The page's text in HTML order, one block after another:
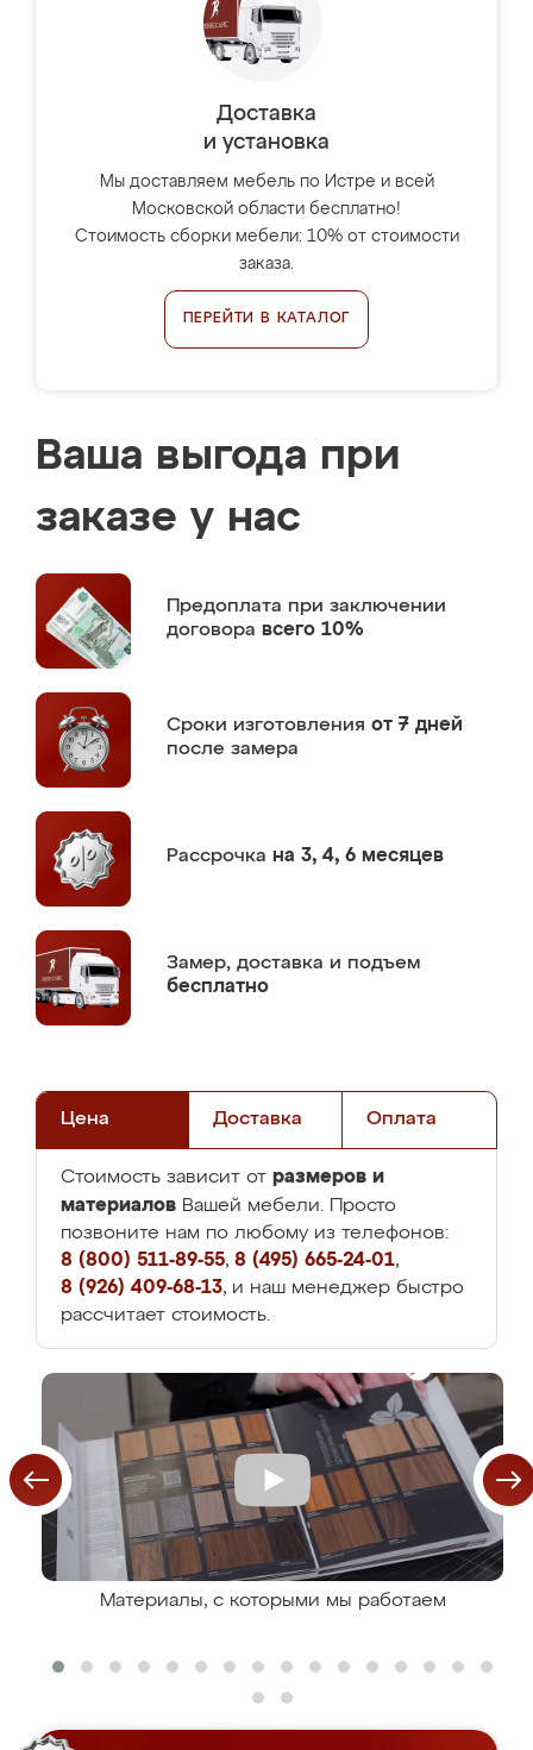
Доставка
и установка
Мы доставляем мебель по Истре и всей
Московской области бесплатно!
Стоимость сборки мебели: 10% от стоимости
заказа.
ПЕРЕЙТИ В КАТАЛОГ
Ваша выгода при
заказе у нас
Предоплата при заключении
договора всего 10%
Сроки изготовления от 7 дней
после замера
Рассрочка на 3, 4, 6 месяцев
Замер, доставка и подъем
бесплатно
Цена Доставка Оплата
Стоимость зависит от размеров и
материалов Вашей мебели. Просто
позвоните нам по любому из телефонов:
8 (800) 511-89-55, 8 (495) 665-24-01,
8 (926) 409-68-13, и наш менеджер быстро
рассчитает стоимость.
Материалы, с которыми мы работаем